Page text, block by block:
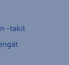
-takit